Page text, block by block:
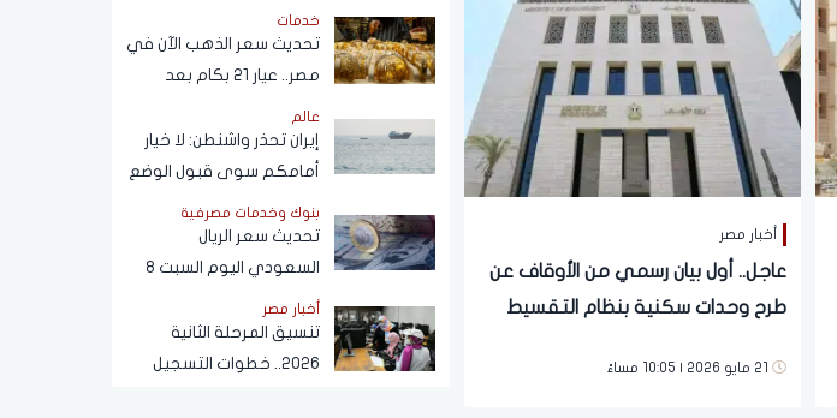
أخبار مصر
عاجل.. أول بيان رسمي من الأوقاف عن
طرح وحدات سكنية بنظام التقسيط
21 مايو 2026 | 10:05 مساءً
احتياطيات جديدة
خدمات
تحديث سعر الذهب الآن في
مصر.. عيار 21 بكام بعد
التحركات الآخيرة؟
عالم
إيران تحذر واشنطن: لا خيار
أمامكم سوى قبول الوضع
الجديد في هرمز
بنوك وخدمات مصرفية
تحديث سعر الريال
السعودي اليوم السبت 8
الجنيه المصري
أخبار مصر
تنسيق المرحلة الثانية
2026.. خطوات التسجيل